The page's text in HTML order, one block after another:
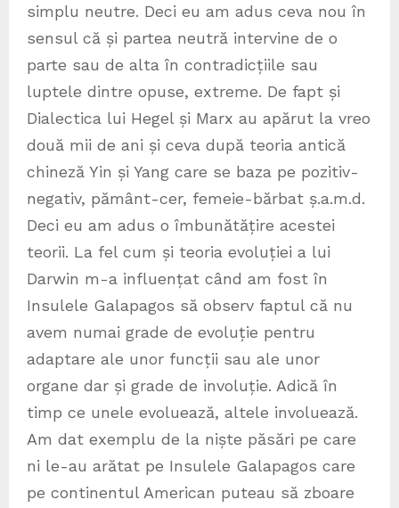
simplu neutre. Deci eu am adus ceva nou în
sensul că și partea neutră intervine de o
parte sau de alta în contradicțiile sau
luptele dintre opuse, extreme. De fapt și
Dialectica lui Hegel și Marx au apărut la vreo
două mii de ani și ceva după teoria antică
chineză Yin și Yang care se baza pe pozitiv-
negativ, pământ-cer, femeie-bărbat ș.a.m.d.
Deci eu am adus o îmbunătățire acestei
teorii. La fel cum și teoria evoluției a lui
Darwin m-a influențat când am fost în
Insulele Galapagos să observ faptul că nu
avem numai grade de evoluție pentru
adaptare ale unor funcții sau ale unor
organe dar și grade de involuție. Adică în
timp ce unele evoluează, altele involuează.
Am dat exemplu de la niște păsări pe care
ni le-au arătat pe Insulele Galapagos care
pe continentul American puteau să zboare